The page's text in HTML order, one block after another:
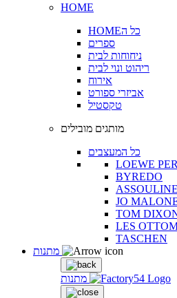
HOME
HOMEכל ה
ספרים
ניחוחות לבית
ריהוט ונוי לבית
אירוח
אביזרי ספורט
טקסטיל
מותגים מובילים
כל המעצבים
LOEWE
BYREDO
ASSOULINE
JO
TOM
LES
TASCHEN
מתנות